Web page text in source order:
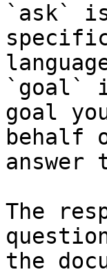
`ask`
`goal`
goal
behalf
The
the